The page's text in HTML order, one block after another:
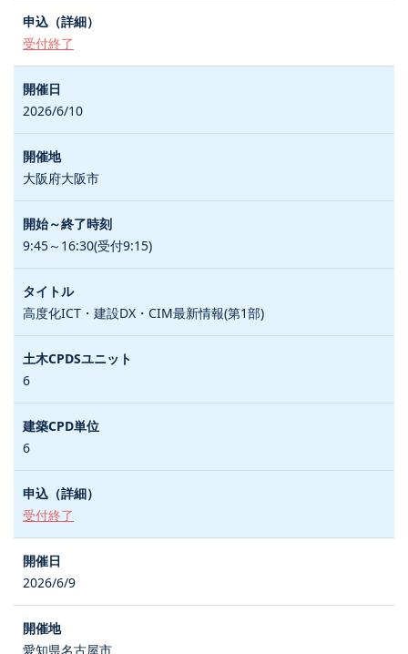
受付終了
2026/6/10
大阪府大阪市
9:45～16:30(受付9:15)
高度化ICT・建設DX・CIM最新情報(第1部)
6
6
受付終了
2026/6/9
愛知県名古屋市